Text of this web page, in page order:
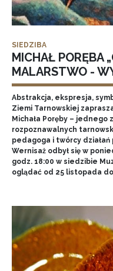
SIEDZIBA
MICHAŁ PORĘBA
MALARSTWO -
Abstrakcja, ekspresja,
Ziemi Tarnowskiej
Michała Poręby –
rozpoznawalnych
pedagoga i twórcy
Wernisaż odbył się w
godz. 18:00 w siedzibie
oglądać od 25 listopada